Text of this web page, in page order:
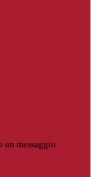
un messaggio